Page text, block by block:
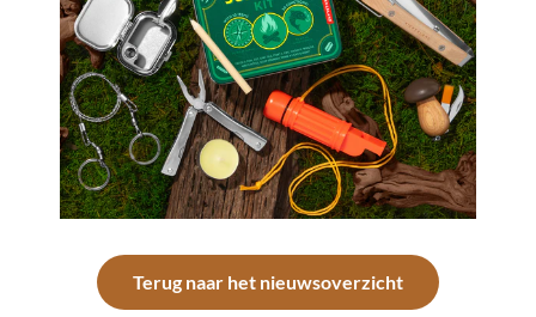
Terug naar het nieuwsoverzicht